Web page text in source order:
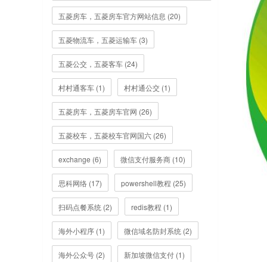
五菱房车，五菱房车官方网站信息 (20)
五菱物流车，五菱运输车 (3)
五菱公交，五菱客车 (24)
村村通客车 (1) 村村通公交 (1)
五菱房车，五菱房车官网 (26)
五菱校车，五菱校车官网国六 (26)
exchange (6) 微信支付服务商 (10)
思科网络 (17) powershell教程 (25)
扫码点餐系统 (2) redis教程 (1)
海外小程序 (1) 微信域名防封系统 (2)
海外公众号 (2) 新加坡微信支付 (1)